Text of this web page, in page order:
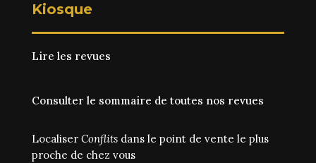
Kiosque
Lire les revues
Consulter le sommaire de toutes nos revues
Localiser Conflitsdans le point de vente le plus
proche de chez vous